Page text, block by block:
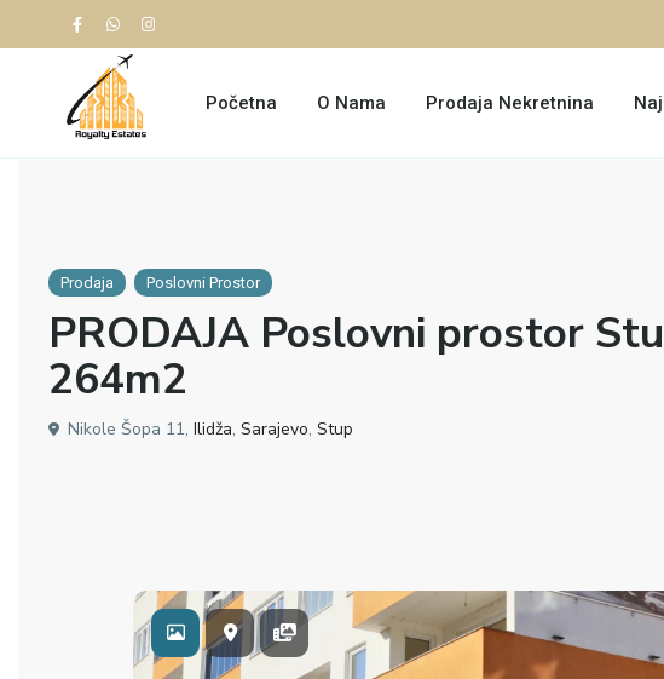
Početna O Nama Prodaja Nekretnina
Prodaja Poslovni Prostor
PRODAJA Poslovni prostor
264m2
Nikole Šopa 11,Ilidža,Sarajevo,Stup